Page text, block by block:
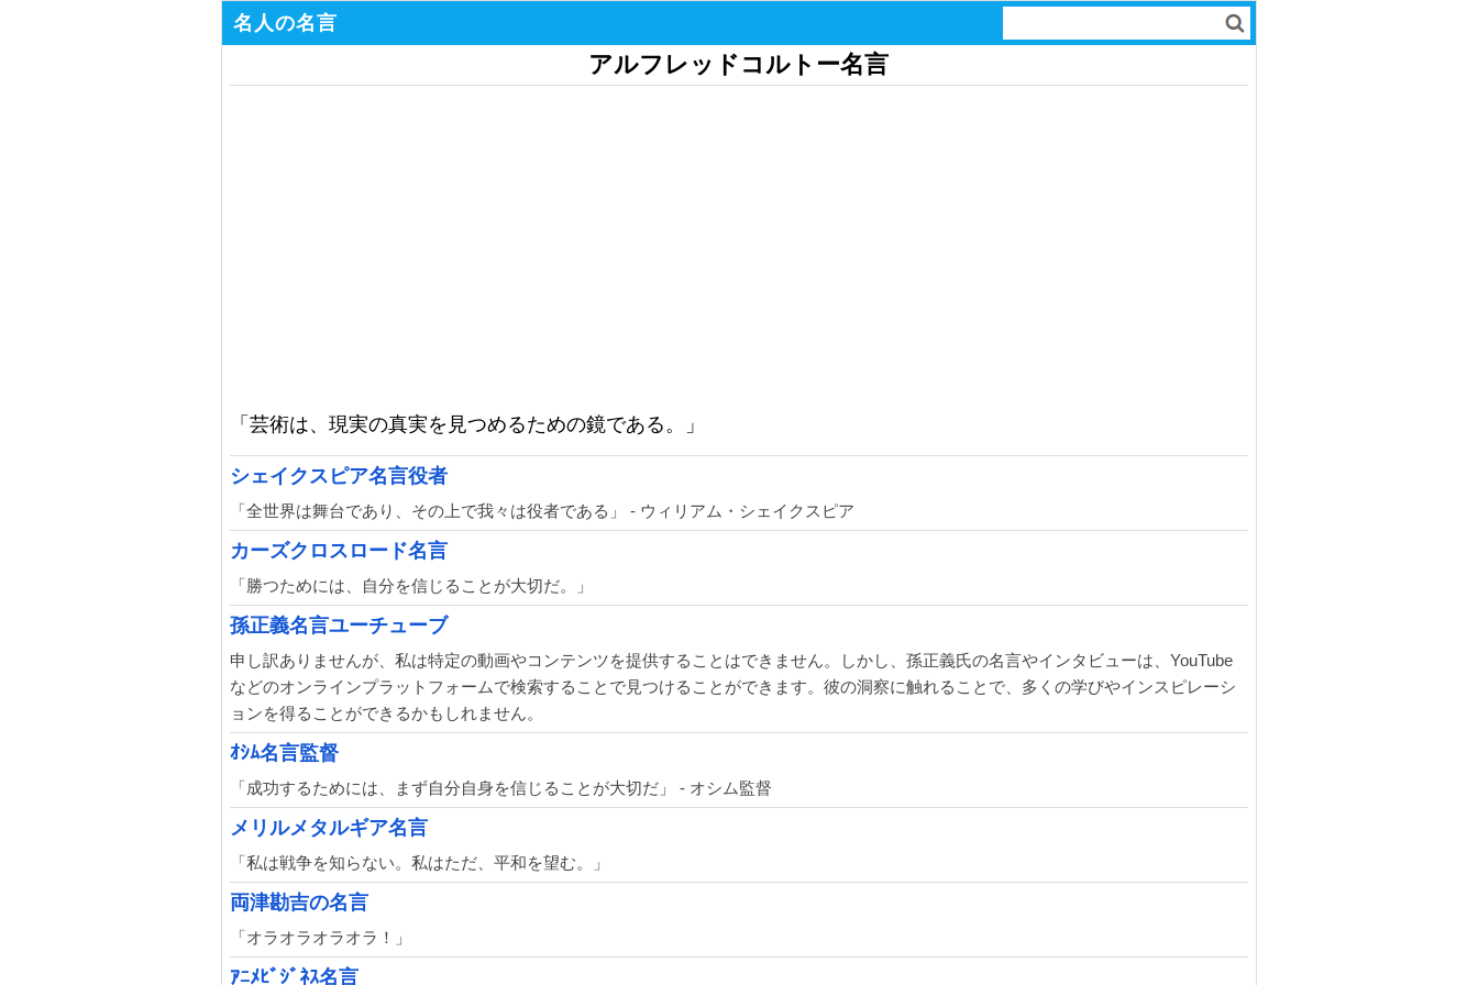
名人の名言
アルフレッドコルトー名言
「芸術は、現実の真実を見つめるための鏡である。」
シェイクスピア名言役者
「全世界は舞台であり、その上で我々は役者である」 - ウィリアム・シェイクスピア
カーズクロスロード名言
「勝つためには、自分を信じることが大切だ。」
孫正義名言ユーチューブ
申し訳ありませんが、私は特定の動画やコンテンツを提供することはできません。しかし、孫正義氏の名言やインタビューは、YouTube
などのオンラインプラットフォームで検索することで見つけることができます。彼の洞察に触れることで、多くの学びやインスピレーシ
ョンを得ることができるかもしれません。
ｵｼﾑ名言監督
「成功するためには、まず自分自身を信じることが大切だ」 - オシム監督
メリルメタルギア名言
「私は戦争を知らない。私はただ、平和を望む。」
両津勘吉の名言
「オラオラオラオラ！」
ｱﾆﾒﾋﾞｼﾞﾈｽ名言